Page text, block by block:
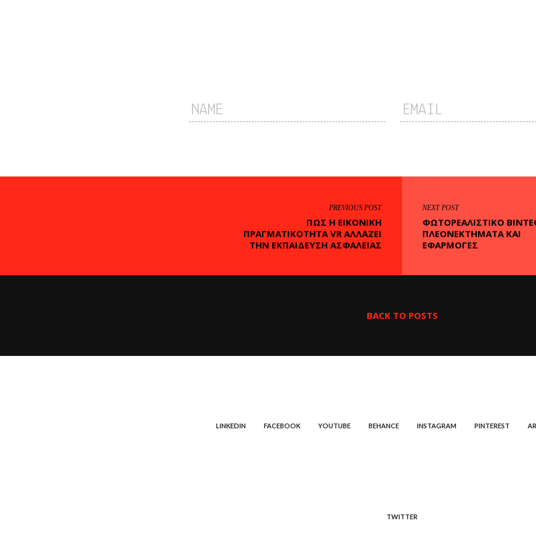
PREVIOUS POST
ΠΏΣ Η ΕΙΚΟΝΙΚΉ
ΠΡΑΓΜΑΤΙΚΌΤΗΤΑ VR ΑΛΛΆΖΕΙ
ΤΗΝ ΕΚΠΑΊΔΕΥΣΗ ΑΣΦΆΛΕΙΑΣ
NEXT POST
ΦΩΤΟΡΕΑΛΙΣΤΙΚΌ
ΠΛΕΟΝΕΚΤΉΜΑΤΑ ΚΑΙ
ΕΦΑΡΜΟΓΈΣ
BACK TO POSTS
LINKEDIN FACEBOOK YOUTUBE BEHANCE INSTAGRAM PINTEREST
TWITTER